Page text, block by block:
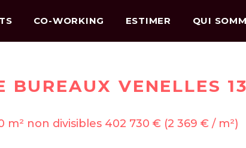
CO-WORKING ESTIMER QUI
BUREAUX VENELLES
m² non divisibles 402 730 € (2 369 € / m²)